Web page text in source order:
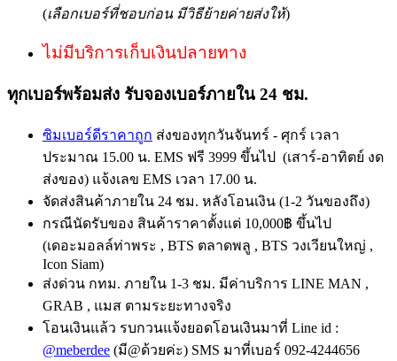
(เลือกเบอร์ที่ชอบก่อน มีวิธีย้ายค่ายส่งให้)
ไม่มีบริการเก็บเงินปลายทาง
ทุกเบอร์พร้อมส่ง รับจองเบอร์ภายใน 24 ชม.
ซิมเบอร์ดีราคาถูก ส่งของทุกวันจันทร์ - ศุกร์ เวลา
ประมาณ 15.00 น. EMS ฟรี 3999 ขึ้นไป (เสาร์-อาทิตย์ งด
ส่งของ) แจ้งเลข EMS เวลา 17.00 น.
จัดส่งสินค้าภายใน 24 ชม. หลังโอนเงิน (1-2 วันของถึง)
กรณีนัดรับของ สินค้าราคาตั้งแต่ 10,000฿ ขึ้นไป
(เดอะมอลล์ท่าพระ , BTS ตลาดพลู , BTS วงเวียนใหญ่ ,
Icon Siam)
ส่งด่วน กทม. ภายใน 1-3 ชม. มีค่าบริการ LINE MAN ,
GRAB , แมส ตามระยะทางจริง
โอนเงินแล้ว รบกวนแจ้งยอดโอนเงินมาที่ Line id :
@meberdee (มี@ด้วยค่ะ) SMS มาที่เบอร์ 092-4244656